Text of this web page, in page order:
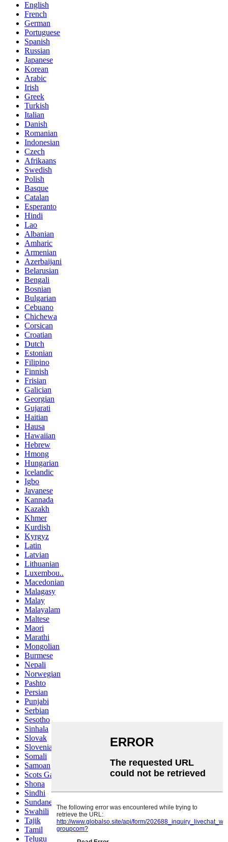
English
French
German
Portuguese
Spanish
Russian
Japanese
Korean
Arabic
Irish
Greek
Turkish
Italian
Danish
Romanian
Indonesian
Czech
Afrikaans
Swedish
Polish
Basque
Catalan
Esperanto
Hindi
Lao
Albanian
Amharic
Armenian
Azerbaijani
Belarusian
Bengali
Bosnian
Bulgarian
Cebuano
Chichewa
Corsican
Croatian
Dutch
Estonian
Filipino
Finnish
Frisian
Galician
Georgian
Gujarati
Haitian
Hausa
Hawaiian
Hebrew
Hmong
Hungarian
Icelandic
Igbo
Javanese
Kannada
Kazakh
Khmer
Kurdish
Kyrgyz
Latin
Latvian
Lithuanian
Luxembou..
Macedonian
Malagasy
Malay
Malayalam
Maltese
Maori
Marathi
Mongolian
Burmese
Nepali
Norwegian
Pashto
Persian
Punjabi
Serbian
Sesotho
Sinhala
Slovak
Slovenian
Somali
Samoan
Scots Gaelic
Shona
Sindhi
Sundanese
Swahili
Tajik
Tamil
Telugu